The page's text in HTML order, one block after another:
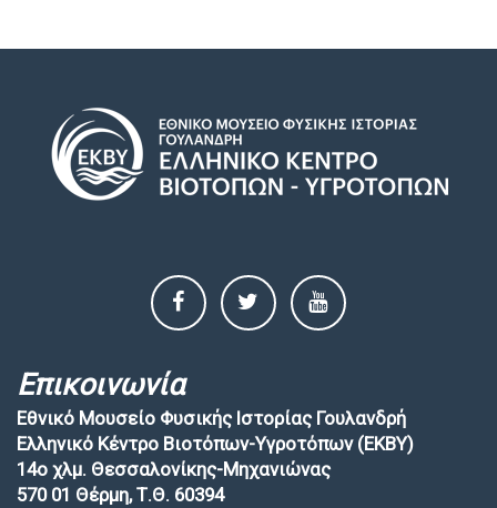
Επικοινωνία
Εθνικό Μουσείο Φυσικής Ιστορίας Γουλανδρή
Ελληνικό Κέντρο Βιοτόπων-Υγροτόπων (EKBY)
14ο χλμ. Θεσσαλονίκης-Μηχανιώνας
570 01 Θέρμη, Τ.Θ. 60394